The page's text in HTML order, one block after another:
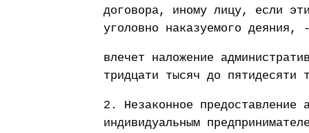
договора, иному лицу, если
уголовно наказуемого деяния,
влечет наложение
тридцати тысяч до пятидесяти
2. Незаконное предоставление
индивидуальным